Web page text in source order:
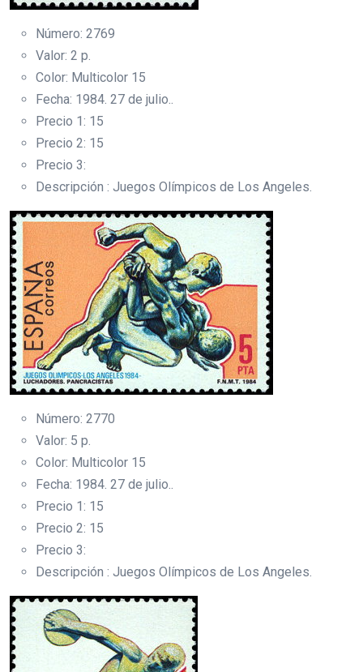
Número: 2769
Valor: 2 p.
Color: Multicolor 15
Fecha: 1984. 27 de julio..
Precio 1: 15
Precio 2: 15
Precio 3:
Descripción : Juegos Olímpicos de Los Angeles.
Número: 2770
Valor: 5 p.
Color: Multicolor 15
Fecha: 1984. 27 de julio..
Precio 1: 15
Precio 2: 15
Precio 3:
Descripción : Juegos Olímpicos de Los Angeles.